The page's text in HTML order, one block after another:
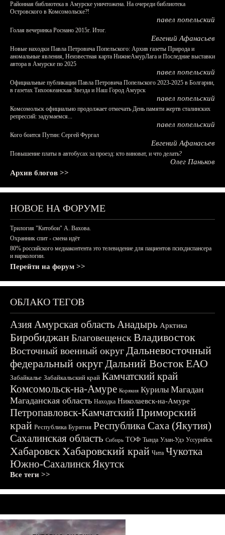
Районная библиотека в Амурске уничтожена. На очереди библиотека
Островского в Комсомольске?!
павел попельский
Голая вечеринка Роснано 2015г. Итог.
Евгений Афанасьев
Новые находки Павла Петровича Попельского: Архив газеты Природа и
аномальные явления, Неизвестная карта НижнеАмурЛага и Последние выставки
автора в Амурске по 2025
павел попельский
Официальные публикации Павла Петровича Попельского 2023-2025 в Болгарии,
в газетах Тихоокеанская Звезда и Наш Город Амурск
павел попельский
Комсомольск официально продолжает отмечать День памяти жертв сталинских
репрессий: задумаемся...
павел попельский
Кого боится Путин: Сергей Фургал
Евгений Афанасьев
Повышение платы в автобусах за проезд: кто виноват, и что делать?
Олег Паньков
Архив блогов >>
НОВОЕ НА ФОРУМЕ
Трилогия "Китобои" А. Вахова.
Охранник спит - смена идёт
80% российского медиаконтента это телевидение для пациентов психдиспансера
и наркологии.
Перейти на форум >>
ОБЛАКО ТЕГОВ
АзияАмурская область Анадырь Арктика
БиробиджанБлаговещенскВладивосток
Восточный военный округДальневосточный
федеральный округДальний ВостокЕАО
Забайкалье Забайкальский край Камчатский край
Комсомольск-на-Амуре Корякия Курилы Магадан
Магаданская область Находка Николаевск-на-Амуре
Петропавловск-КамчатскийПриморский
край Республика Бурятия Республика Саха (Якутия)
Сахалинская область Сибирь ТОФ Тында Улан-Удэ Уссурийск
ХабаровскХабаровский край Чита Чукотка
Южно-СахалинскЯкутск
Все теги >>